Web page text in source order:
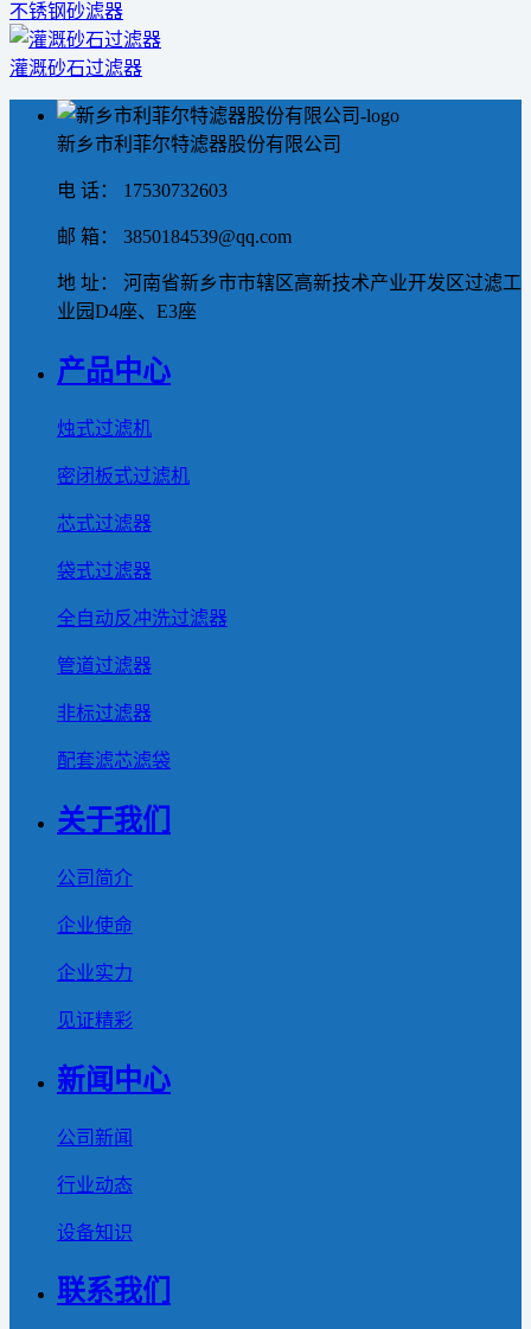
不锈钢砂滤器
灌溉砂石过滤器
新乡市利菲尔特滤器股份有限公司
电 话： 17530732603
邮 箱： 3850184539@qq.com
地 址： 河南省新乡市市辖区高新技术产业开发区过滤工
业园D4座、E3座
产品中心
烛式过滤机
密闭板式过滤机
芯式过滤器
袋式过滤器
全自动反冲洗过滤器
管道过滤器
非标过滤器
配套滤芯滤袋
关于我们
公司简介
企业使命
企业实力
见证精彩
新闻中心
公司新闻
行业动态
设备知识
联系我们